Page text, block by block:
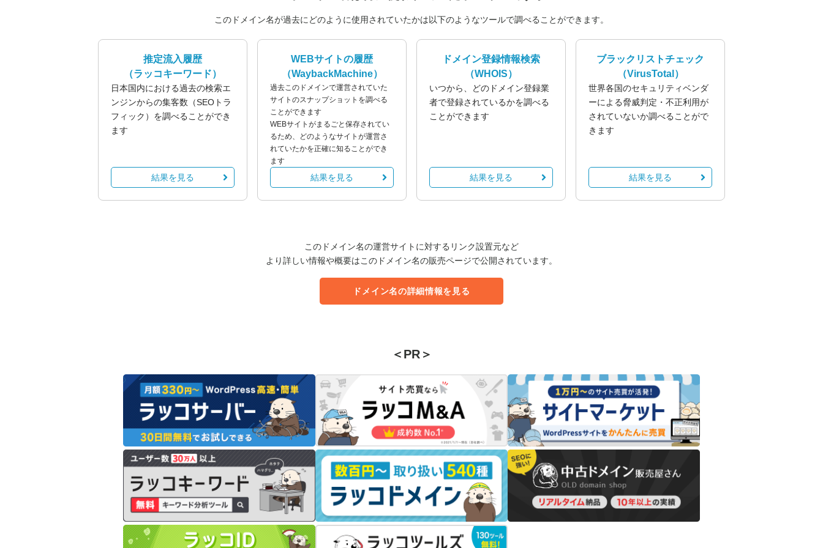
このドメイン名が過去にどのように使用されていたかは以下のようなツールで調べることができます。
推定流入履歴
（ラッコキーワード）
日本国内における過去の検索エ
ンジンからの集客数（SEOトラ
フィック）を調べることができ
ます
結果を見る
WEBサイトの履歴
（WaybackMachine）
過去このドメインで運営されていた
サイトのスナップショットを調べる
ことができます
WEBサイトがまるごと保存されてい
るため、どのようなサイトが運営さ
れていたかを正確に知ることができ
ます
結果を見る
ドメイン登録情報検索
（WHOIS）
いつから、どのドメイン登録業
者で登録されているかを調べる
ことができます
結果を見る
ブラックリストチェック
（VirusTotal）
世界各国のセキュリティベンダ
ーによる脅威判定・不正利用が
されていないか調べることがで
きます
結果を見る
このドメイン名の運営サイトに対するリンク設置元など
より詳しい情報や概要はこのドメイン名の販売ページで公開されています。
ドメイン名の詳細情報を見る
＜PR＞